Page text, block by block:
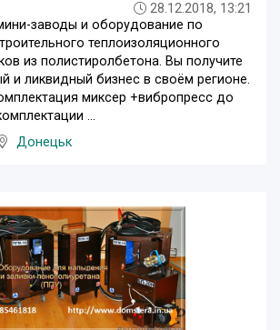
28.12.2018, 13:21
заводы и оборудование по
теплоизоляционного
из полистиролбетона. Вы получите
и ликвидный бизнес в своём регионе.
миксер +вибропресс до
...
Донецьк